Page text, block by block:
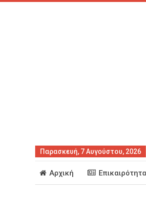
Παρασκευή, 7 Αυγούστου, 2026
Αρχική Επικαιρότητα